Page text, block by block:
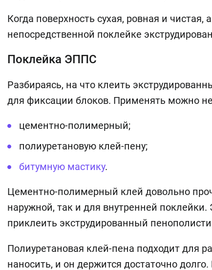
Когда поверхность сухая, ровная и
непосредственной поклейке
Поклейка ЭППС
Разбираясь, на что клеить
для фиксации блоков. Применять можно
цементно-полимерный;
полиуретановую клей-пену;
битумную мастику.
Цементно-полимерный клей довольно
наружной, так и для внутренней
приклеить экструдированный
Полиуретановая клей-пена подходит для
наносить, и он держится достаточно